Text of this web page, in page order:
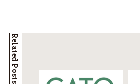
Related Posts